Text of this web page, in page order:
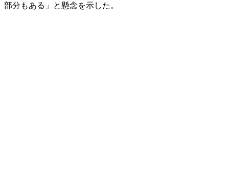
部分もある」と懸念を示した。